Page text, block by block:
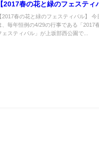
【2017春の花と緑のフェスティ
【2017春の花と緑のフェスティバル】 今
、毎年恒例の4/29の行事である「2017
ェスティバル」が上坂部西公園で...